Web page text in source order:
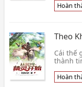
sao Tứ
Hoàn
Theo
Cái thế
thành
khoa,👦
Hoàn